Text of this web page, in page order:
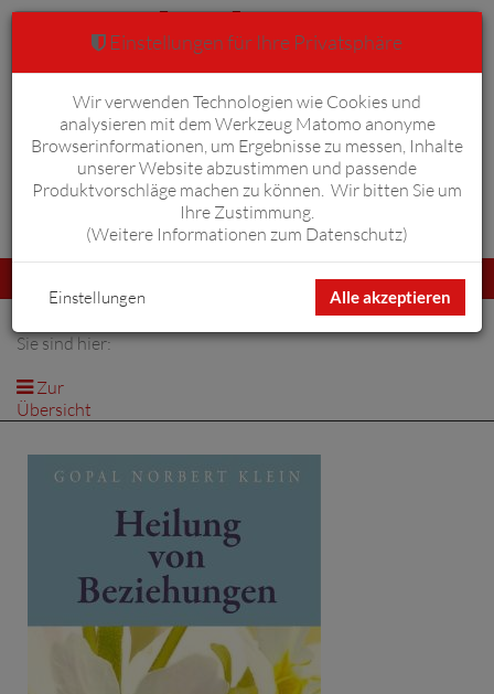
Anmelden Warenkorb 0
umschalten
Sie sind hier:
Zur
Übersicht
Einstellungen für Ihre Privatsphäre
Wir verwenden Technologien wie Cookies und
analysieren mit dem Werkzeug Matomo anonyme
Browserinformationen, um Ergebnisse zu messen, Inhalte
unserer Website abzustimmen und passende
Produktvorschläge machen zu können. Wir bitten Sie um
Ihre Zustimmung.
(Weitere Informationen zum Datenschutz)
Alle akzeptieren
Einstellungen